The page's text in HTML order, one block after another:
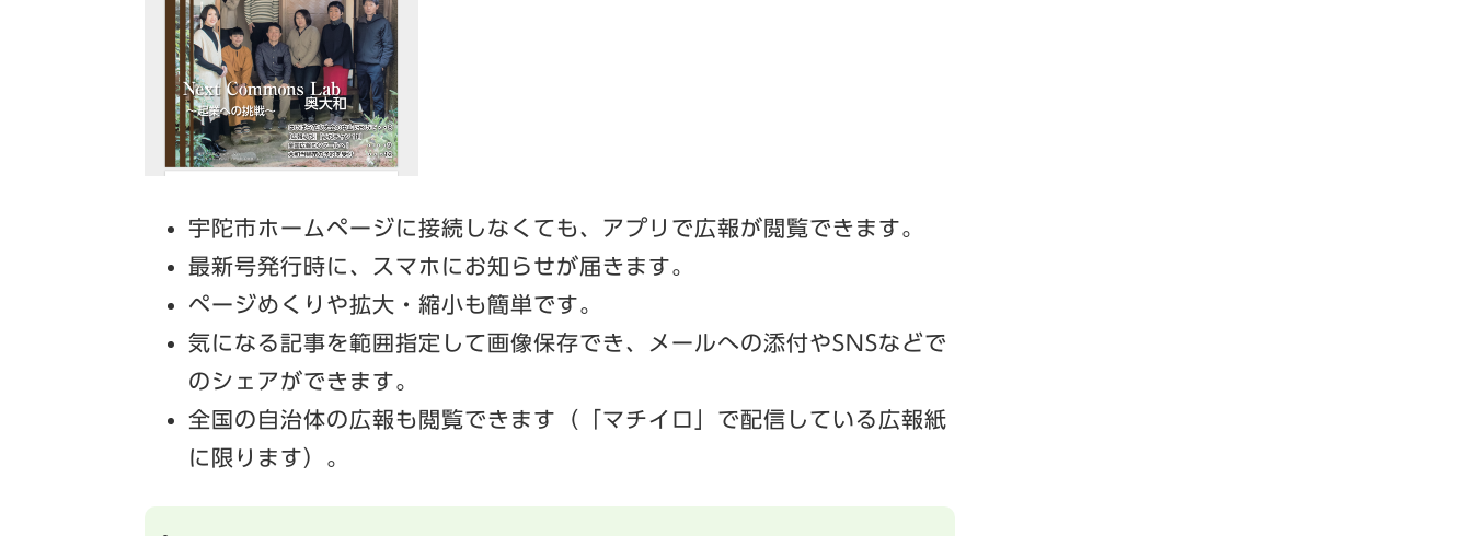
宇陀市ホームページに接続しなくても、アプリで広報が閲覧できます。
最新号発行時に、スマホにお知らせが届きます。
ページめくりや拡大・縮小も簡単です。
気になる記事を範囲指定して画像保存でき、メールへの添付やSNSなどで
のシェアができます。
全国の自治体の広報も閲覧できます（「マチイロ」で配信している広報紙
に限ります）。